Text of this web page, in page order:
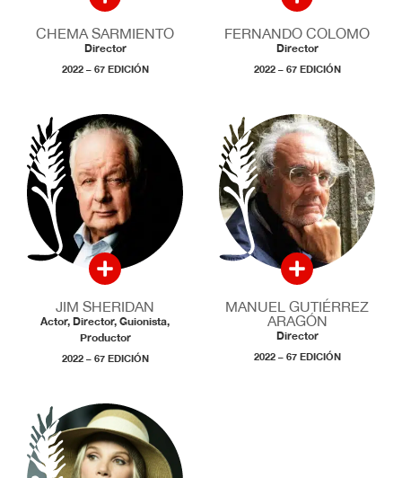
CHEMA SARMIENTO
Director
2022 – 67 EDICIÓN
FERNANDO COLOMO
Director
2022 – 67 EDICIÓN
JIM SHERIDAN
Actor, Director, Guionista,
Productor
2022 – 67 EDICIÓN
MANUEL GUTIÉRREZ
ARAGÓN
Director
2022 – 67 EDICIÓN